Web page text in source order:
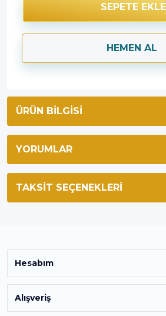
SEPETE EKLE
HEMEN AL
ÜRÜN BILGISI
YORUMLAR
TAKSIT SEÇENEKLERI
Hesabım
Alışveriş